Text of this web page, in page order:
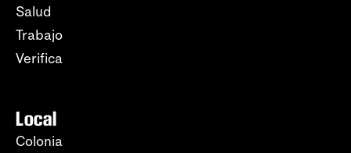
Salud
Trabajo
Verifica
Local
Colonia